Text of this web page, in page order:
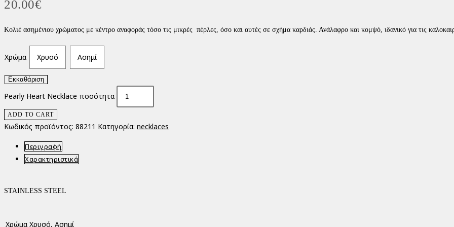
20.00€
Κολιέ ασημένιου χρώματος με κέντρο αναφοράς τόσο τις μικρές πέρλες, όσο και αυτές σε σχήμα καρδιάς. Ανάλαφρο και κομψό, ιδανικό για τις
Χρώμα Χρυσό Ασημί
Εκκαθάριση
Pearly Heart Necklace ποσότητα
ADD TO CART
Κωδικός προϊόντος: 88211 Κατηγορία: necklaces
Περιγραφή
Χαρακτηριστικά
STAINLESS STEEL
Χρώμα Χρυσό, Ασημί